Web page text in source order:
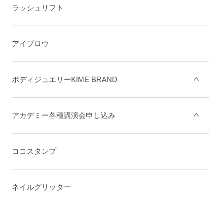
ラッシュリフト
アイブロウ
ボディジュエリーKIME BRAND
アカデミー各種講演会申し込み
ココスタンプ
ネイルグリッター